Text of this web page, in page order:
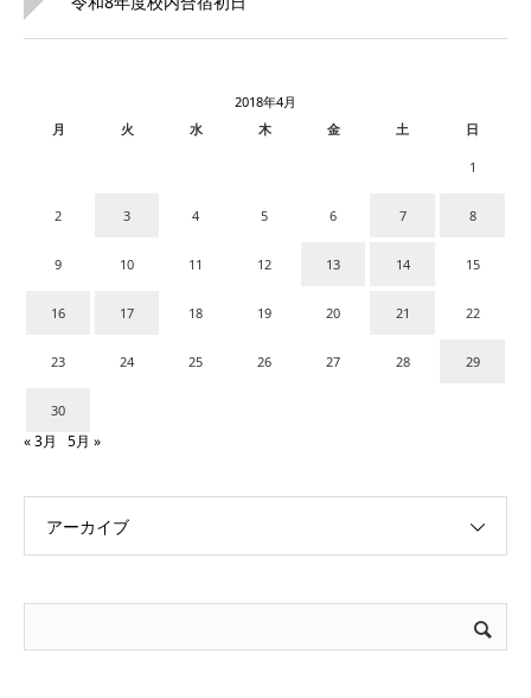
2018年4月
月
火 水 木 金 土 日
1
2 3 4 5 6 7 8
9 10 11 12 13 14 15
16 17 18 19 20 21 22
23 24 25 26 27 28 29
30
« 3月 5月 »
アーカイブ